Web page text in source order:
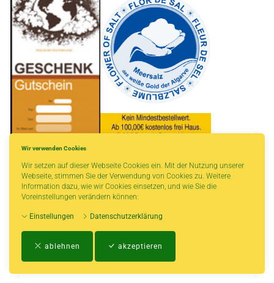
Wir verwenden Cookies
Wir setzen auf dieser Webseite Cookies ein. Mit der Nutzung unserer
Webseite, stimmen Sie der Verwendung von Cookies zu. Weitere
Information dazu, wie wir Cookies einsetzen, und wie Sie die
Voreinstellungen verändern können:
Einstellungen Datenschutzerklärung
ablehnen akzeptieren
* gilt für Lieferungen innerhalb Deutschlands, Lieferzeiten für andere Länder
entnehmen Sie bitte der Schaltfläche mit den Versandinformationen.
Impressum-AGB-Zahlungs- und Versandbedingungen
Biozertifikat
Widerrufsrecht Datenschutzerklärung